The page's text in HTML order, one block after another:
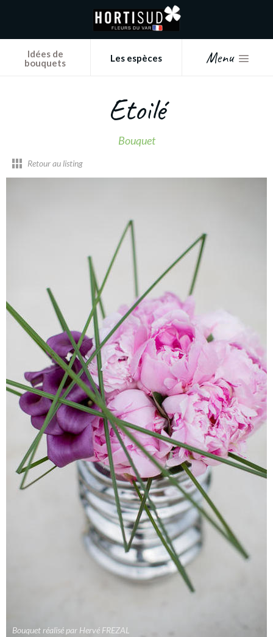
Idées de
bouquets
Les espèces Menu
Etoilé
Bouquet
Retour au listing
Bouquet réalisé par Hervé FREZAL